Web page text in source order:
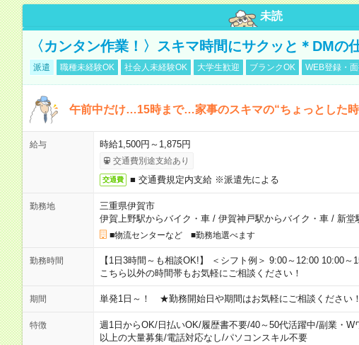
未読
〈カンタン作業！〉スキマ時間にサクッと＊DMの
派遣 職種未経験OK 社会人未経験OK 大学生歓迎 ブランクOK WEB登録・
午前中だけ…15時まで…家事のスキマの“ちょっとした時
給与 時給1,500円～1,875円
交通費別途支給あり
交通費 ■ 交通費規定内支給 ※派遣先による
勤務地
三重県伊賀市
伊賀上野駅からバイク・車/ 伊賀神戸駅からバイク・車/ 新堂
■物流センターなど ■勤務地選べます
勤務時間
【1日3時間～も相談OK!】 ＜シフト例＞ 9:00～12:00 10:00
こちら以外の時間帯もお気軽にご相談ください！
期間 単発1日～！ ★勤務開始日や期間はお気軽にご相談くださ
特徴 週1日からOK/日払いOK/履歴書不要/40～50代活躍中/副業・W
以上の大量募集/電話対応なし/パソコンスキル不要